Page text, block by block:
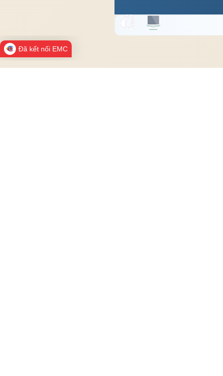
Đã kết nối EMC